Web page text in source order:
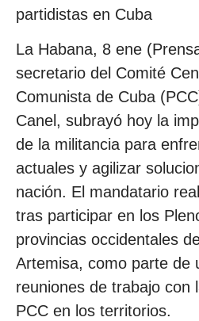
partidistas en Cuba
La Habana, 8 ene
secretario del Comité
Comunista de Cuba
Canel, subrayó hoy la
de la militancia para
actuales y agilizar
nación. El mandatario
tras participar en los
provincias occidentales
Artemisa, como parte de
reuniones de trabajo con
PCC en los territorios.